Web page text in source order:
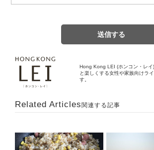
Hong Kong LEI (ホンコン・レイ
と楽しくする女性や家族向けラ
す。
Related Articles 関連する記事